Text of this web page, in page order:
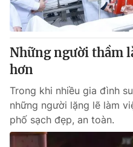
Những người thầm
hơn
Trong khi nhiều gia đình
những người lặng lẽ làm
phố sạch đẹp, an toàn.